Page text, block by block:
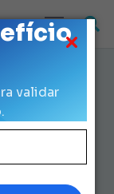
validar
de São
Como